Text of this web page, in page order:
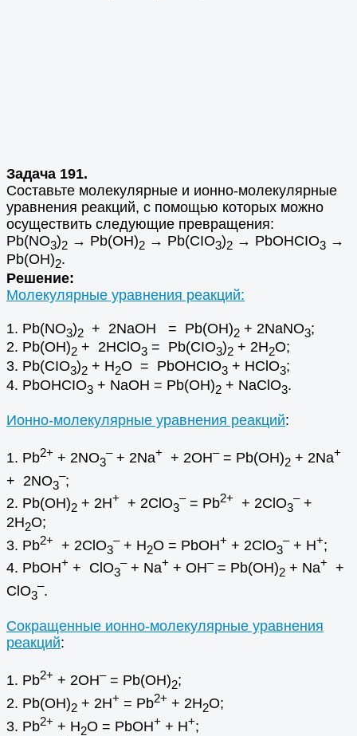
Задача 191.
Составьте молекулярные и ионно-молекулярные
уравнения реакций, с помощью которых можно
осуществить следующие превращения:
Pb(NO3)2 → Pb(OH)2 → Pb(CIO3)2 → PbOHCIO3 →
Pb(OH)2.
Решение:
Молекулярные уравнения реакций:
1. Pb(NO3)2 + 2NaOH = Pb(OH)2 + 2NaNO3;
2. Pb(OH)2 + 2HClO3 = Pb(CIO3)2 + 2H2O;
3. Pb(CIO3)2 + H2O = PbOHCIO3 + HClO3;
4. PbOHCIO3 + NaOH = Pb(OH)2 + NaClO3.
Ионно-молекулярные уравнения реакций:
1. Pb2+ + 2NO3
–+ 2Na+ + 2OH–= Pb(OH)2 + 2Na+
+ 2NO3
–;
2. Pb(OH)2 + 2H+ + 2ClO3
–= Pb2+ + 2ClO3
–+
2H2O;
3. Pb2+ + 2ClO3
–+ H2O = PbOH+ + 2ClO3
–+ H+;
4. PbOH+ + ClO3
–+ Na+ + OH–= Pb(OH)2 + Na+
+
ClO3
–.
Сокращенные ионно-молекулярные уравнения
реакций:
1. Pb2+ + 2OH–= Pb(OH)2;
2. Pb(OH)2 + 2H+ = Pb2+ + 2H2O;
3. Pb2+ + H2O = PbOH+ + H+;